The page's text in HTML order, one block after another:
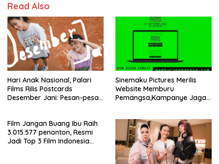
Read Also
Hari Anak Nasional, Palari
Films Rilis Postcards
Desember Jani: Pesan-pesan
Sinemaku Pictures Merilis
Website Memburu
Pemangsa,Kampanye Jaga
Penculikan Anak yang Masih
Terjadi
Film Jangan Buang Ibu Raih
3.015.577 penonton, Resmi
Jadi Top 3 Film Indonesia